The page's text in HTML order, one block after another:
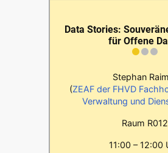
Data Stories:
für Offene
Stephan
(ZEAF der FHVD
Verwaltung und
Raum R012
11:00 – 12:00